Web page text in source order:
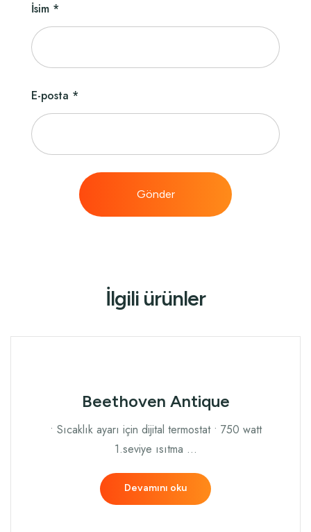
İsim *
E-posta *
İlgili ürünler
Beethoven Antique
• Sıcaklık ayarı için dijital termostat • 750 watt
1.seviye ısıtma …
Devamını oku